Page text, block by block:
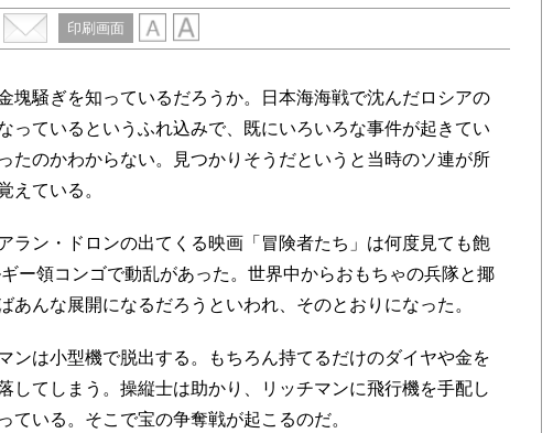
印刷画面
塊騒ぎを知っているだろうか。日本海海戦で沈んだロシアの
っているというふれ込みで、既にいろいろな事件が起きてい
たのかわからない。見つかりそうだというと当時のソ連が所
えている。
ラン・ドロンの出てくる映画「冒険者たち」は何度見ても飽
ー領コンゴで動乱があった。世界中からおもちゃの兵隊と揶
あんな展開になるだろうといわれ、そのとおりになった。
ンは小型機で脱出する。もちろん持てるだけのダイヤや金を
してしまう。操縦士は助かり、リッチマンに飛行機を手配し
ている。そこで宝の争奪戦が起こるのだ。